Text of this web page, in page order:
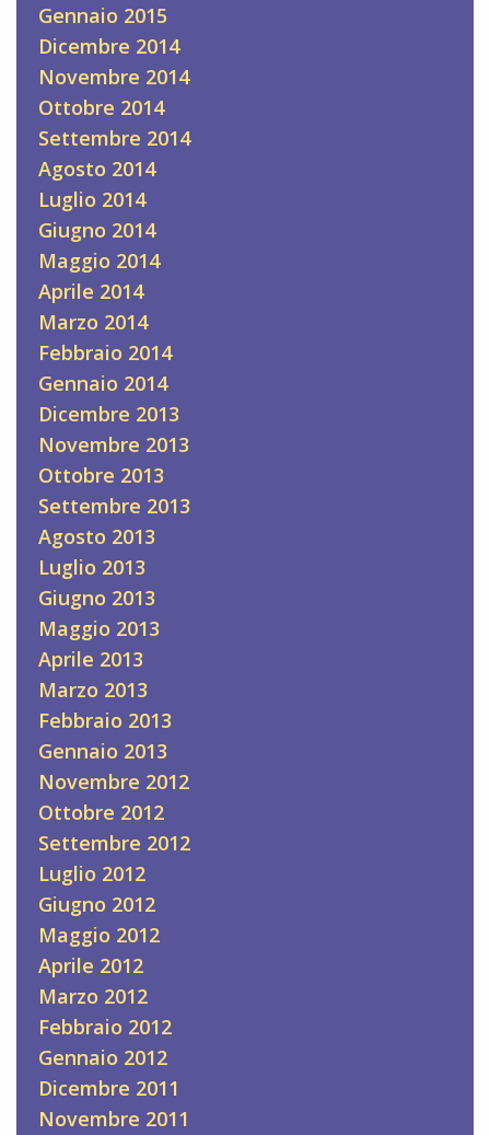
Gennaio 2015
Dicembre 2014
Novembre 2014
Ottobre 2014
Settembre 2014
Agosto 2014
Luglio 2014
Giugno 2014
Maggio 2014
Aprile 2014
Marzo 2014
Febbraio 2014
Gennaio 2014
Dicembre 2013
Novembre 2013
Ottobre 2013
Settembre 2013
Agosto 2013
Luglio 2013
Giugno 2013
Maggio 2013
Aprile 2013
Marzo 2013
Febbraio 2013
Gennaio 2013
Novembre 2012
Ottobre 2012
Settembre 2012
Luglio 2012
Giugno 2012
Maggio 2012
Aprile 2012
Marzo 2012
Febbraio 2012
Gennaio 2012
Dicembre 2011
Novembre 2011